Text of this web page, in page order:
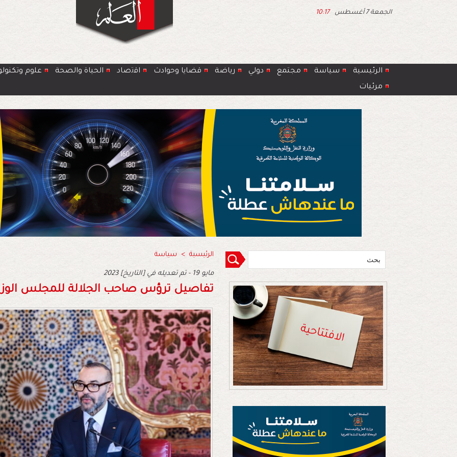
الجمعة 7 أغسطس 10:17
الرئيسية سياسة مجتمع دولي رياضة قضايا وحوادث اﻗﺗﺻﺎد الحياة والصحة
ﻋﻠوم
مرئيات
الرئيسية > سياسة
2023 مايو 19 - تم تعديله في [التاريخ]
تفاصيل ترؤس صاحب الجلالة للمجلس